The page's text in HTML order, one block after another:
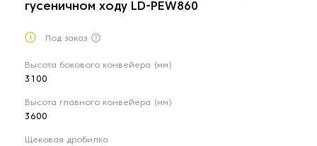
гусеничном ходу LD-PEW860
Под заказ
Высота бокового конвейера (мм)
3100
Высота главного конвейера (мм)
3600
Щековая дробилка